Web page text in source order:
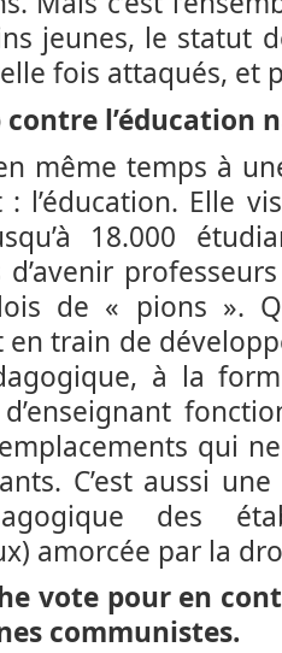
jeunes, le statut
fois attaqués, et
contre l’éducation
même temps à
l’éducation. Elle
18.000
de « pions ».
train de
à la
qui
C’est aussi
des
amorcée par la
vote pour en
communistes.